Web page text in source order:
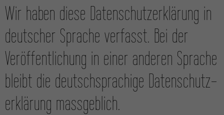
Wir haben diese Daten­schutz­erklärung in
deutscher Sprache verfasst. Bei der
Veröffentlichung in einer anderen Sprache
bleibt die deutschsprachige Daten­schutz­
erklärung massgeblich.